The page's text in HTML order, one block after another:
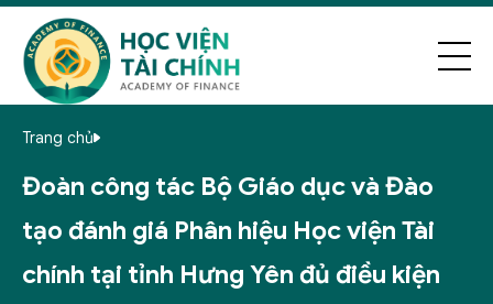
Trang chủ
Đoàn công tác Bộ Giáo dục và Đào
tạo đánh giá Phân hiệu Học viện Tài
chính tại tỉnh Hưng Yên đủ điều kiện